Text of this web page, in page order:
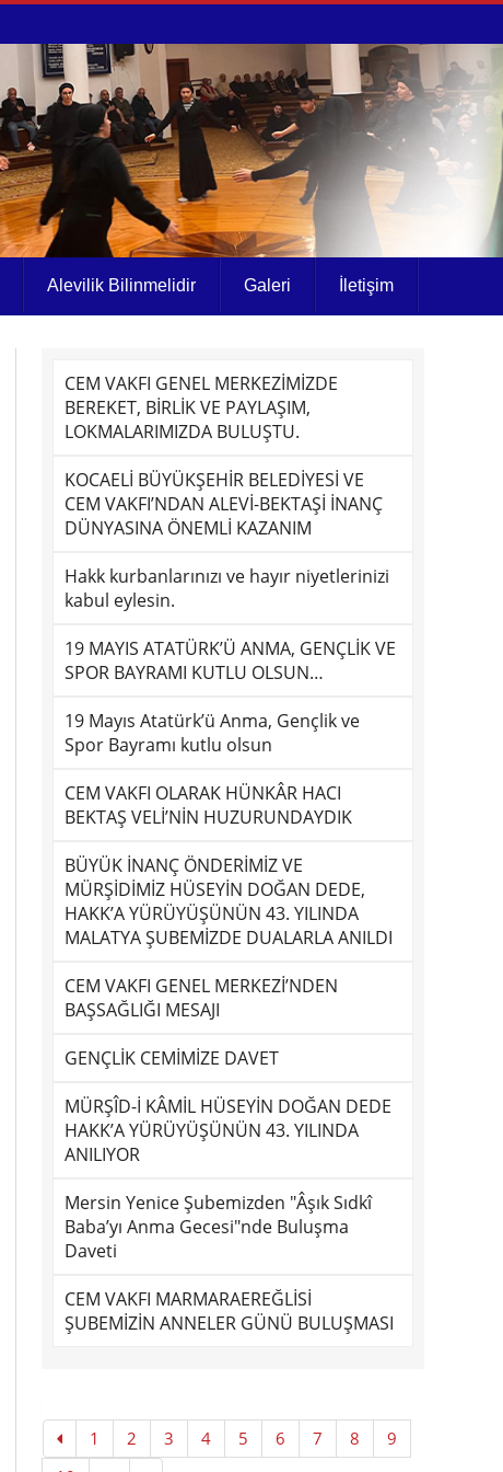
Alevilik Bilinmelidir Galeri İletişim
CEM VAKFI GENEL MERKEZİMİZDE
BEREKET, BİRLİK VE PAYLAŞIM,
LOKMALARIMIZDA BULUŞTU.
KOCAELİ BÜYÜKŞEHİR BELEDİYESİ VE
CEM VAKFI’NDAN ALEVİ-BEKTAŞİ İNANÇ
DÜNYASINA ÖNEMLİ KAZANIM
Hakk kurbanlarınızı ve hayır niyetlerinizi
kabul eylesin.
19 MAYIS ATATÜRK’Ü ANMA, GENÇLİK VE
SPOR BAYRAMI KUTLU OLSUN…
19 Mayıs Atatürk’ü Anma, Gençlik ve
Spor Bayramı kutlu olsun
CEM VAKFI OLARAK HÜNKÂR HACI
BEKTAŞ VELİ’NİN HUZURUNDAYDIK
BÜYÜK İNANÇ ÖNDERİMİZ VE
MÜRŞİDİMİZ HÜSEYİN DOĞAN DEDE,
HAKK’A YÜRÜYÜŞÜNÜN 43. YILINDA
MALATYA ŞUBEMİZDE DUALARLA ANILDI
CEM VAKFI GENEL MERKEZİ’NDEN
BAŞSAĞLIĞI MESAJI
GENÇLİK CEMİMİZE DAVET
MÜRŞÎD-İ KÂMİL HÜSEYİN DOĞAN DEDE
HAKK’A YÜRÜYÜŞÜNÜN 43. YILINDA
ANILIYOR
Mersin Yenice Şubemizden "Âşık Sıdkî
Baba’yı Anma Gecesi"nde Buluşma
Daveti
CEM VAKFI MARMARAEREĞLİSİ
ŞUBEMİZİN ANNELER GÜNÜ BULUŞMASI
1 2 3 4 5 6 7 8
9